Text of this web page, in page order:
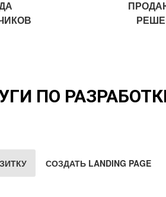
ПО
СОЗДАТЬ LANDING PAGE